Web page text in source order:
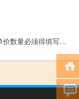
普通发票数量单价必须填吗（发票的单位单价数量必须得填写吗）